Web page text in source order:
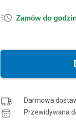
Zamów do
Darmowa
Przewidywana